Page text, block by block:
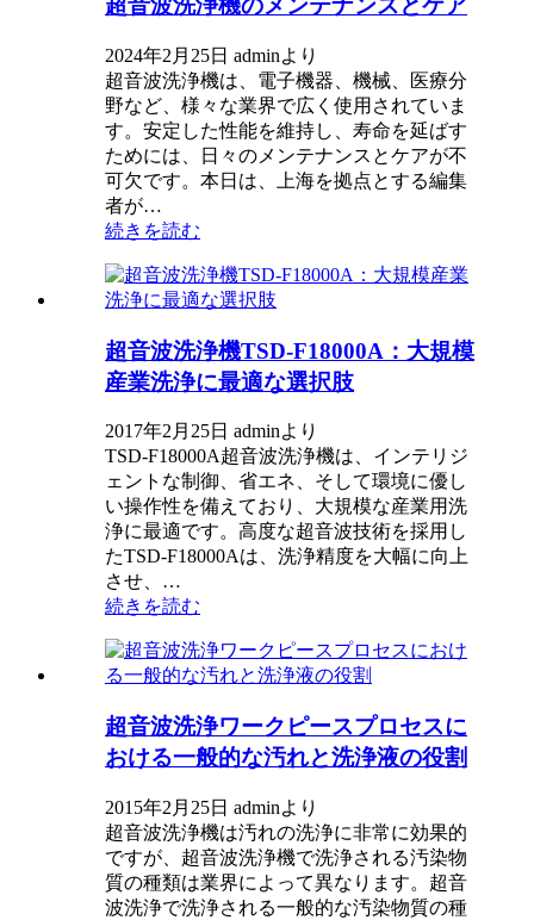
超音波洗浄機のメンテナンスとケア
2024年2月25日 adminより
超音波洗浄機は、電子機器、機械、医療分
野など、様々な業界で広く使用されていま
す。安定した性能を維持し、寿命を延ばす
ためには、日々のメンテナンスとケアが不
可欠です。本日は、上海を拠点とする編集
者が…
続きを読む
超音波洗浄機TSD-F18000A：大規模
産業洗浄に最適な選択肢
2017年2月25日 adminより
TSD-F18000A超音波洗浄機は、インテリジ
ェントな制御、省エネ、そして環境に優し
い操作性を備えており、大規模な産業用洗
浄に最適です。高度な超音波技術を採用し
たTSD-F18000Aは、洗浄精度を大幅に向上
させ、…
続きを読む
超音波洗浄ワークピースプロセスに
おける一般的な汚れと洗浄液の役割
2015年2月25日 adminより
超音波洗浄機は汚れの洗浄に非常に効果的
ですが、超音波洗浄機で洗浄される汚染物
質の種類は業界によって異なります。超音
波洗浄で洗浄される一般的な汚染物質の種